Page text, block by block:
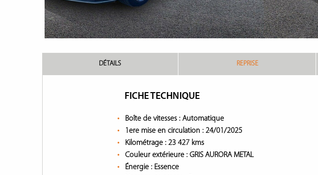
DÉTAILS REPRISE
FICHE TECHNIQUE
Boîte de vitesses : Automatique
1ere mise en circulation : 24/01/2025
Kilométrage : 23 427 kms
Couleur extérieure : GRIS AURORA METAL
Énergie : Essence